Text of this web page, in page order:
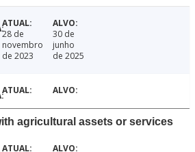
28 de
novembro
de 2023
30 de
junho
de 2025
agricultural assets or services